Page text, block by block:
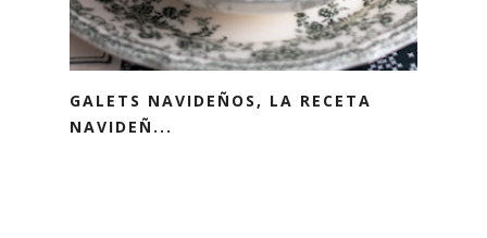
GALETS NAVIDEÑOS, LA RECETA
NAVIDEÑ...